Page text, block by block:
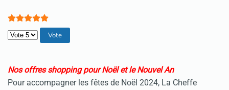
Veuillez voter
Nos offres shopping pour Noël et le Nouvel An
Pour accompagner les fêtes de Noël 2024, La Cheffe